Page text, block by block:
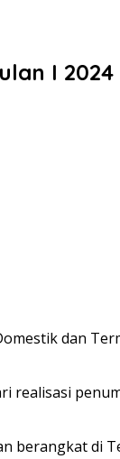
I 2024
dan
realisasi
berangkat di